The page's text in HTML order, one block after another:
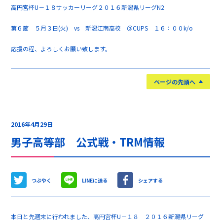
高円宮杯U－１８サッカーリーグ２０１６新潟県リーグN2
第６節 ５月３日(火) vs 新潟江南高校 ＠CUPS １６：００k/o
応援の程、よろしくお願い致します。
ページの先頭へ
2016年4月29日
男子高等部 公式戦・TRM情報
つぶやく LINEに送る シェアする
本日と先週末に行われました、高円宮杯U－１８ ２０１６新潟県リーグ